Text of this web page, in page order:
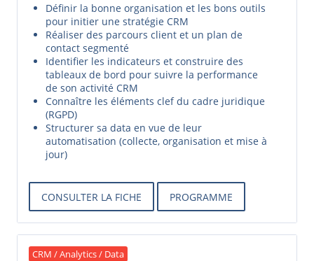
Définir la bonne organisation et les bons outils
pour initier une stratégie CRM
Réaliser des parcours client et un plan de
contact segmenté
Identifier les indicateurs et construire des
tableaux de bord pour suivre la performance
de son activité CRM
Connaître les éléments clef du cadre juridique
(RGPD)
Structurer sa data en vue de leur
automatisation (collecte, organisation et mise à
jour)
CONSULTER LA FICHE PROGRAMME
CRM / Analytics / Data